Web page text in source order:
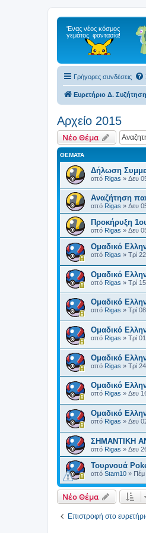
Γρήγορες συνδέσεις
Ευρετήριο Δ.
Αρχείο 2015
Νέο Θέμα
ΘΈΜΑΤΑ
Δήλωση
από Rigas » Δευ
Αναζήτηση
από Rigas » Δευ
Προκήρυξη
από Rigas » Δευ
Ομαδικό
από Rigas » Τρί
Ομαδικό
από Rigas » Τρί
Ομαδικό
από Rigas » Τρί
Ομαδικό
από Rigas » Τρί
Ομαδικό
από Rigas » Τρί
Ομαδικό
από Rigas » Δευ
Ομαδικό
από Rigas » Δευ
ΣΗΜΑΝΤΙΚΗ
από Rigas » Δευ
Τουρνουά
από Stam10 »
Νέο Θέμα
Επιστροφή στο